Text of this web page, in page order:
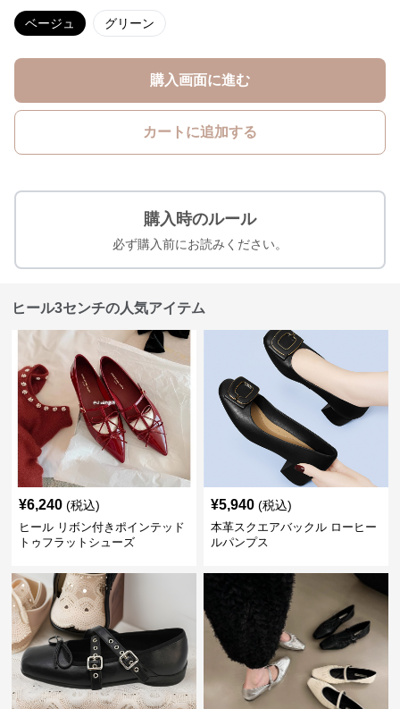
ベージュ グリーン
購入画面に進む
カートに追加する
購入時のルール
必ず購入前にお読みください。
ヒール3センチの人気アイテム
¥6,240 (税込)
ヒール リボン付きポインテッド
トゥフラットシューズ
¥5,940 (税込)
本革スクエアバックル ローヒー
ルパンプス